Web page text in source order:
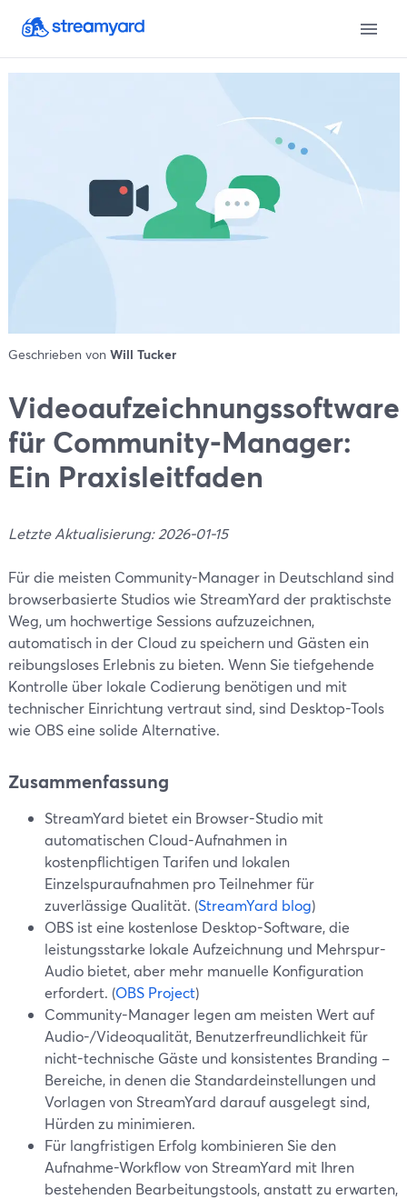
Geschrieben von Will Tucker
Videoaufzeichnungssoftware
für Community-Manager:
Ein Praxisleitfaden
Letzte Aktualisierung: 2026-01-15
Für die meisten Community-Manager in Deutschland sind
browserbasierte Studios wie StreamYard der praktischste
Weg, um hochwertige Sessions aufzuzeichnen,
automatisch in der Cloud zu speichern und Gästen ein
reibungsloses Erlebnis zu bieten. Wenn Sie tiefgehende
Kontrolle über lokale Codierung benötigen und mit
technischer Einrichtung vertraut sind, sind Desktop-Tools
wie OBS eine solide Alternative.
Zusammenfassung
StreamYard bietet ein Browser-Studio mit
automatischen Cloud-Aufnahmen in
kostenpflichtigen Tarifen und lokalen
Einzelspuraufnahmen pro Teilnehmer für
zuverlässige Qualität. (StreamYard blog)
OBS ist eine kostenlose Desktop-Software, die
leistungsstarke lokale Aufzeichnung und Mehrspur-
Audio bietet, aber mehr manuelle Konfiguration
erfordert. (OBS Project)
Community-Manager legen am meisten Wert auf
Audio-/Videoqualität, Benutzerfreundlichkeit für
nicht-technische Gäste und konsistentes Branding –
Bereiche, in denen die Standardeinstellungen und
Vorlagen von StreamYard darauf ausgelegt sind,
Hürden zu minimieren.
Für langfristigen Erfolg kombinieren Sie den
Aufnahme-Workflow von StreamYard mit Ihren
bestehenden Bearbeitungstools, anstatt zu erwarten,